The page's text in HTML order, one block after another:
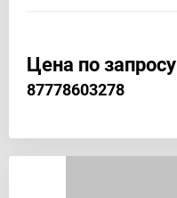
Цена по запросу
87778603278